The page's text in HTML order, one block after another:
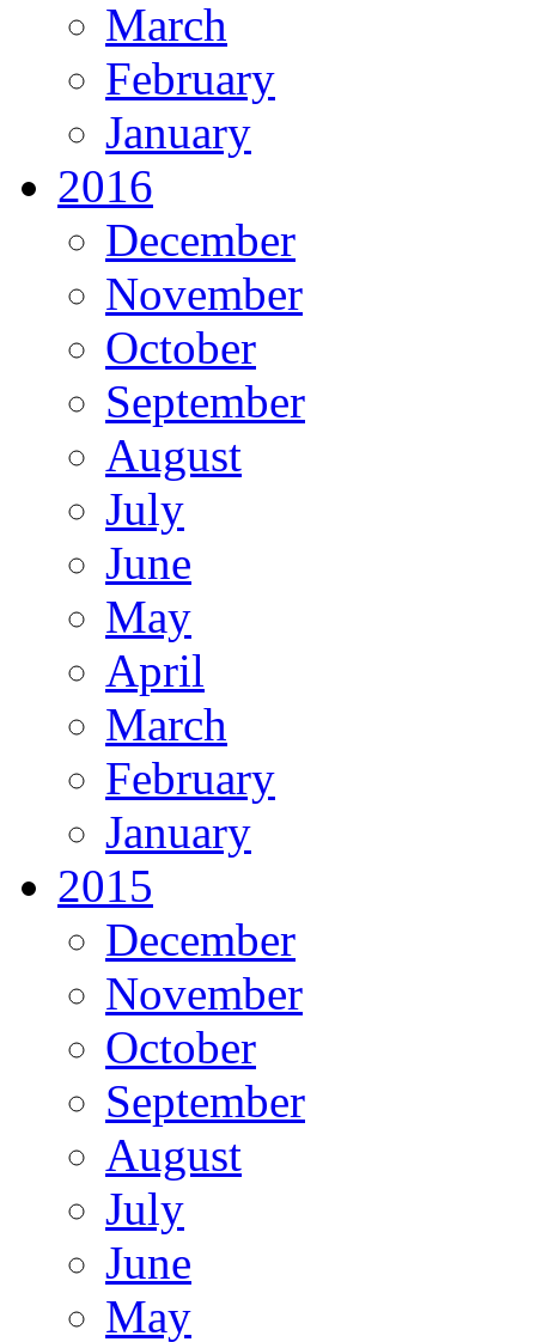
March
February
January
2016
December
November
October
September
August
July
June
May
April
March
February
January
2015
December
November
October
September
August
July
June
May